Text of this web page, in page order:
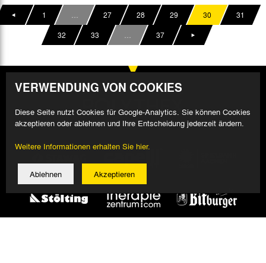
1 … 27 28 29 30
31
32
33 … 37
VERWENDUNG VON COOKIES
Diese Seite nutzt Cookies für Google-Analytics. Sie können Cookies
akzeptieren oder ablehnen und Ihre Entscheidung jederzeit ändern.
Weitere Informationen erhalten Sie hier.
Ablehnen Akzeptieren